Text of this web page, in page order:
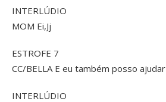
INTERLÚDIO
MOM Ei,Jj
ESTROFE 7
CC/BELLA E eu também posso ajudar
INTERLÚDIO